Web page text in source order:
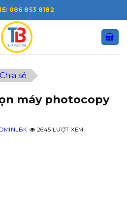
086 853 8182
sẻ
máy photocopy
2645 LƯỢT XEM